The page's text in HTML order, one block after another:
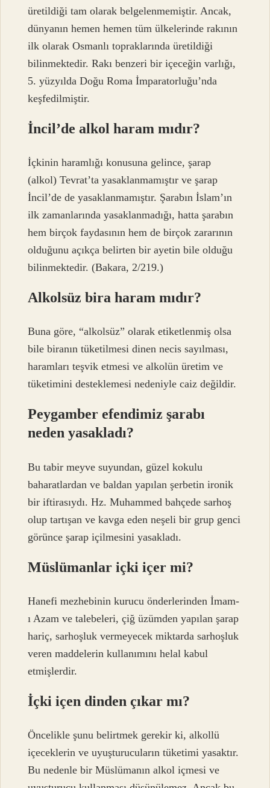
üretildiği tam olarak belgelenmemiştir. Ancak,
dünyanın hemen hemen tüm ülkelerinde rakının
ilk olarak Osmanlı topraklarında üretildiği
bilinmektedir. Rakı benzeri bir içeceğin varlığı,
5. yüzyılda Doğu Roma İmparatorluğu’nda
keşfedilmiştir.
İncil’de alkol haram mıdır?
İçkinin haramlığı konusuna gelince, şarap
(alkol) Tevrat’ta yasaklanmamıştır ve şarap
İncil’de de yasaklanmamıştır. Şarabın İslam’ın
ilk zamanlarında yasaklanmadığı, hatta şarabın
hem birçok faydasının hem de birçok zararının
olduğunu açıkça belirten bir ayetin bile olduğu
bilinmektedir. (Bakara, 2/219.)
Alkolsüz bira haram mıdır?
Buna göre, “alkolsüz” olarak etiketlenmiş olsa
bile biranın tüketilmesi dinen necis sayılması,
haramları teşvik etmesi ve alkolün üretim ve
tüketimini desteklemesi nedeniyle caiz değildir.
Peygamber efendimiz şarabı
neden yasakladı?
Bu tabir meyve suyundan, güzel kokulu
baharatlardan ve baldan yapılan şerbetin ironik
bir iftirasıydı. Hz. Muhammed bahçede sarhoş
olup tartışan ve kavga eden neşeli bir grup genci
görünce şarap içilmesini yasakladı.
Müslümanlar içki içer mi?
Hanefi mezhebinin kurucu önderlerinden İmam-
ı Azam ve talebeleri, çiğ üzümden yapılan şarap
hariç, sarhoşluk vermeyecek miktarda sarhoşluk
veren maddelerin kullanımını helal kabul
etmişlerdir.
İçki içen dinden çıkar mı?
Öncelikle şunu belirtmek gerekir ki, alkollü
içeceklerin ve uyuşturucuların tüketimi yasaktır.
Bu nedenle bir Müslümanın alkol içmesi ve